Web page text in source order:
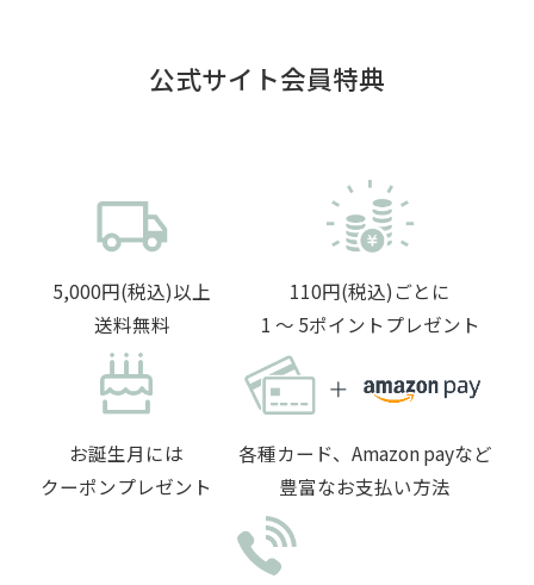
公式サイト会員特典
5,000円(税込)以上
送料無料
110円(税込)ごとに
1 〜 5ポイントプレゼント
お誕生月には
クーポンプレゼント
各種カード、Amazon payなど
豊富なお支払い方法